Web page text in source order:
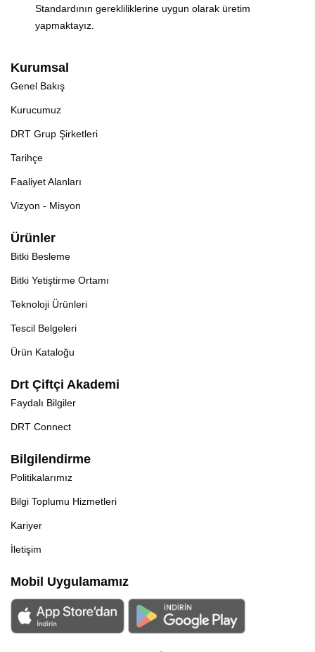
Standardının gerekliliklerine uygun olarak üretim
yapmaktayız.
Kurumsal
Genel Bakış
Kurucumuz
DRT Grup Şirketleri
Tarihçe
Faaliyet Alanları
Vizyon - Misyon
Ürünler
Bitki Besleme
Bitki Yetiştirme Ortamı
Teknoloji Ürünleri
Tescil Belgeleri
Ürün Kataloğu
Drt Çiftçi Akademi
Faydalı Bilgiler
DRT Connect
Bilgilendirme
Politikalarımız
Bilgi Toplumu Hizmetleri
Kariyer
İletişim
Mobil Uygulamamız